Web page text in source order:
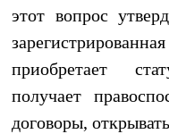
этот вопрос
приобретает
получает
договоры,